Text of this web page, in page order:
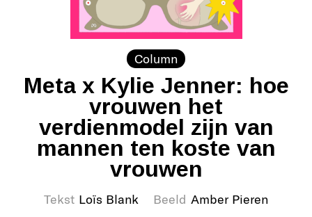
Column
Meta x Kylie Jenner: hoe
vrouwen het
verdienmodel zijn van
mannen ten koste van
vrouwen
Tekst Loïs Blank Beeld Amber Pieren